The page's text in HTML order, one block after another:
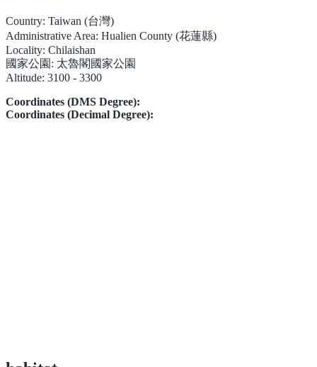
Country: Taiwan (台灣)
Administrative Area: Hualien County (花蓮縣)
Locality: Chilaishan
國家公園: 太魯閣國家公園
Altitude: 3100 - 3300
Coordinates (DMS Degree):
Coordinates (Decimal Degree):